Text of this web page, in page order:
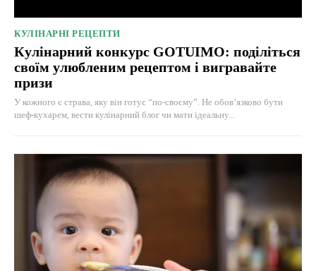
КУЛІНАРНІ РЕЦЕПТИ
Кулінарний конкурс GOTUIMO: поділіться
своїм улюбленим рецептом і вигравайте
призи
У кожного є страва, яку він готує “по-своєму”. Не обов’язково бути
шеф-кухарем, вести кулінарний блог чи мати ідеальну...